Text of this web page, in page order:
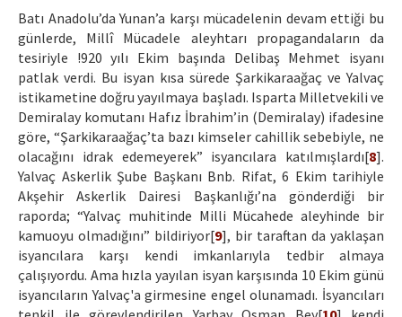
Batı Anadolu’da Yunan’a karşı mücadelenin devam ettiği bu
günlerde, Millî Mücadele aleyhtarı propagandaların da
tesiriyle !920 yılı Ekim başında Delibaş Mehmet isyanı
patlak verdi. Bu isyan kısa sürede Şarkikaraağaç ve Yalvaç
istikametine doğru yayılmaya başladı. Isparta Milletvekili ve
Demiralay komutanı Hafız İbrahim’in (Demiralay) ifadesine
göre, “Şarkikaraağaç’ta bazı kimseler cahillik sebebiyle, ne
olacağını idrak edemeyerek” isyancılara katılmışlardı[8].
Yalvaç Askerlik Şube Başkanı Bnb. Rifat, 6 Ekim tarihiyle
Akşehir Askerlik Dairesi Başkanlığı’na gönderdiği bir
raporda; “Yalvaç muhitinde Milli Mücahede aleyhinde bir
kamuoyu olmadığını” bildiriyor[9], bir taraftan da yaklaşan
isyancılara karşı kendi imkanlarıyla tedbir almaya
çalışıyordu. Ama hızla yayılan isyan karşısında 10 Ekim günü
isyancıların Yalvaç'a girmesine engel olunamadı. İsyancıları